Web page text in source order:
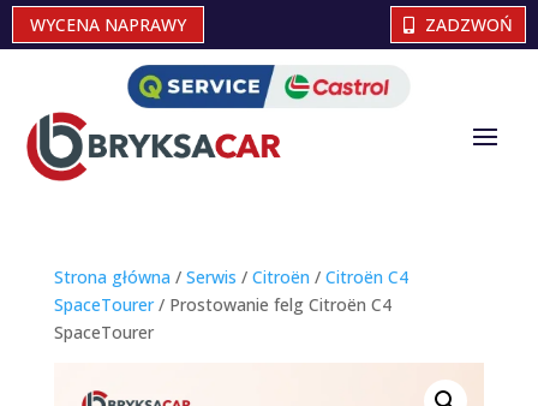
WYCENA NAPRAWY ZADZWOŃ
Strona główna / Serwis / Citroën / Citroën C4
SpaceTourer/ Prostowanie felg Citroën C4
SpaceTourer